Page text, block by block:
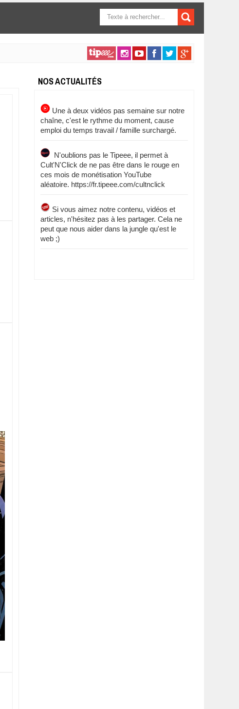
FORMULAIRE DE
RECHERCHE
NOS ACTUALITÉS
Une à deux vidéos pas semaine sur notre
chaîne, c'est le rythme du moment, cause
emploi du temps travail / famille surchargé.
N'oublions pas le Tipeee, il permet à
Cult'N'Click de ne pas être dans le rouge en
ces mois de monétisation YouTube
aléatoire. https://fr.tipeee.com/cultnclick
Si vous aimez notre contenu, vidéos et
articles, n'hésitez pas à les partager. Cela ne
peut que nous aider dans la jungle qu'est le
web ;)